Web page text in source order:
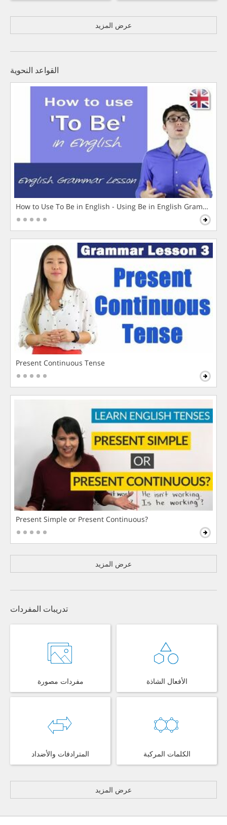
عرض المزيد
القواعد النحوية
How to Use To Be in English - Using Be in English Grammar
Present Continuous Tense
Present Simple or Present Continuous?
عرض المزيد
تدريبات المفردات
مفردات مصورة الأفعال الشاذة
المترادفات والأضداد الكلمات المركبة
عرض المزيد